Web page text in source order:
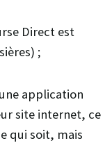
Direct est
;
application
site internet, ce
qui soit, mais